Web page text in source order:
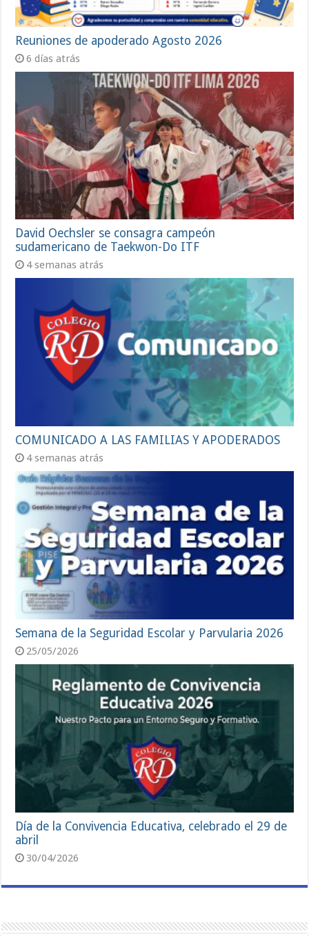
Reuniones de apoderado Agosto 2026
6 días atrás
David Oechsler se consagra campeón
sudamericano de Taekwon-Do ITF
4 semanas atrás
COMUNICADO A LAS FAMILIAS Y APODERADOS
4 semanas atrás
Semana de la Seguridad Escolar y Parvularia 2026
25/05/2026
Día de la Convivencia Educativa, celebrado el 29 de
abril
30/04/2026